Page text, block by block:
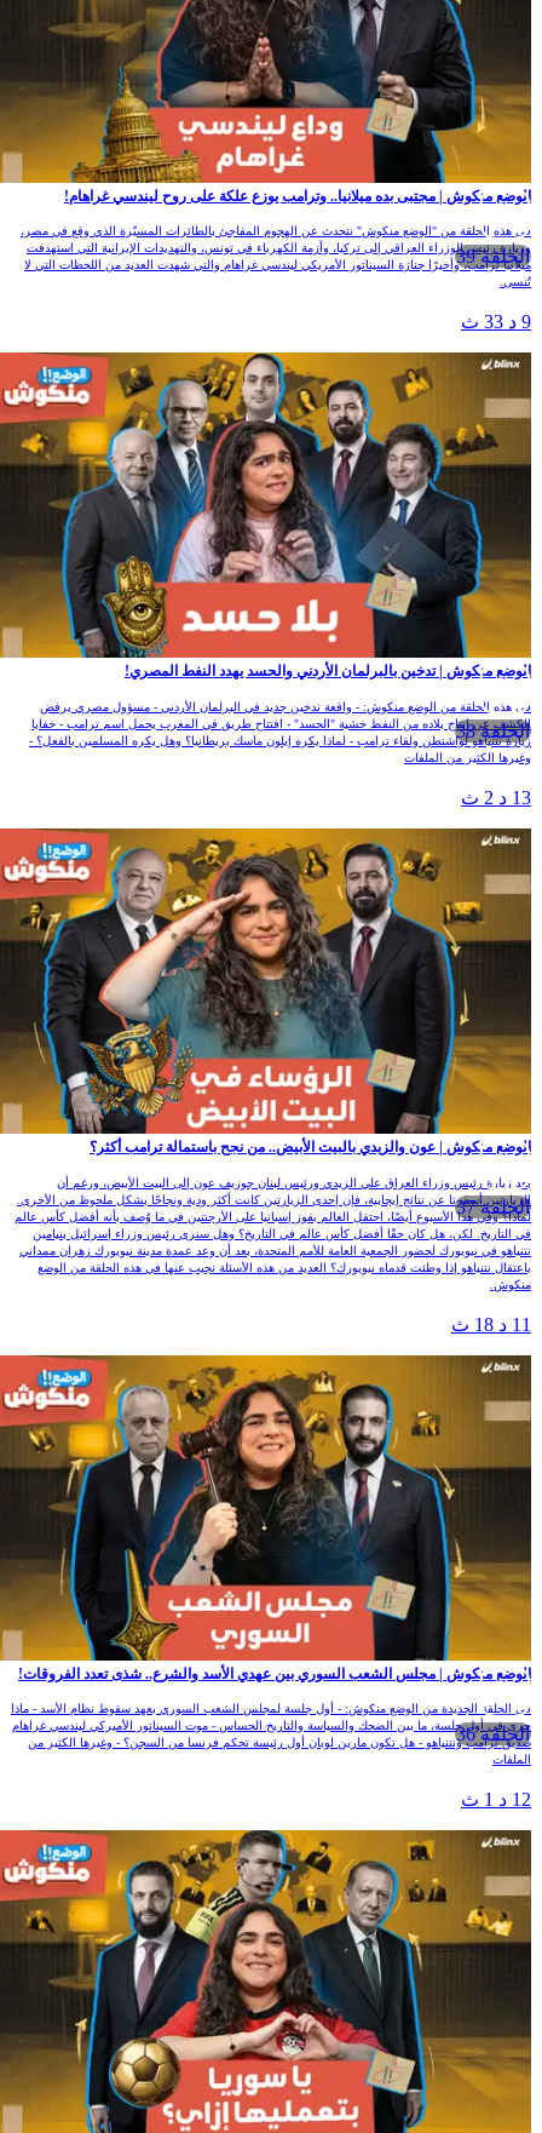
الحلقة 39
الوضع منكوش | مجتبى بده ميلانيا.. وترامب يوزع علكة على روح ليندسي غراهام!
في هذه الحلقة من "الوضع منكوش" نتحدث عن الهجوم المفاجئ بالطائرات المسيّرة الذي وقع في مصر،
وزيارة رئيس الوزراء العراقي إلى تركيا، وأزمة الكهرباء في تونس، والتهديدات الإيرانية التي استهدفت
ميلانيا ترامب، وأخيرًا جنازة السيناتور الأمريكي ليندسي غراهام والتي شهدت العديد من اللحظات التي لا
تُنسى.
الحلقة 38
الوضع منكوش | تدخين بالبرلمان الأردني والحسد يهدد النفط المصري!
في هذه الحلقة من الوضع منكوش: - واقعة تدخين جديد في البرلمان الأردني - مسؤول مصري يرفض
الكشف عن انتاج بلاده من النفط خشية "الحسد" - افتتاح طريق في المغرب يحمل اسم ترامب - خفايا
زيارة نتنياهو لواشنطن ولقاء ترامب - لماذا يكره إيلون ماسك بريطانيا؟ وهل يكره المسلمين بالفعل؟ -
وغيرها الكثير من الملفات
13 د 2 ث
الحلقة 37
الوضع منكوش | عون والزيدي بالبيت الأبيض.. من نجح باستمالة ترامب أكثر؟
بعد زيارة رئيس وزراء العراق علي الزيدي ورئيس لبنان جوزيف عون إلى البيت الأبيض، ورغم أن
الزيارتين أسفرتا عن نتائج إيجابية، فإن إحدى الزيارتين كانت أكثر ودية ونجاحًا بشكل ملحوظ من الأخرى.
لماذا؟ وفي هذا الأسبوع أيضًا، احتفل العالم بفوز إسبانيا على الأرجنتين في ما وُصف بأنه أفضل كأس عالم
في التاريخ. لكن، هل كان حقًا أفضل كأس عالم في التاريخ؟ وهل سنرى رئيس وزراء إسرائيل بنيامين
نتنياهو في نيويورك لحضور الجمعية العامة للأمم المتحدة، بعد أن وعد عمدة مدينة نيويورك زهران ممداني
باعتقال نتنياهو إذا وطئت قدماه نيويورك؟ العديد من هذه الأسئلة نجيب عنها في هذه الحلقة من الوضع
منكوش.
11 د 18 ث
الحلقة 36
الوضع منكوش | مجلس الشعب السوري بين عهدي الأسد والشرع.. شذى تعدد الفروقات!
في الحلقة الجديدة من الوضع منكوش: - أول جلسة لمجلس الشعب السوري بعهد سقوط نظام الأسد - ماذا
جرى في أول جلسة، ما بين الضحك والسياسة والتاريخ الحساس - موت السيناتور الأميركي ليندسي غراهام
صديق ترامب ونتنياهو - هل تكون مارين لوبان أول رئيسة تحكم فرنسا من السجن؟ - وغيرها الكثير من
الملفات
12 د 1 ث